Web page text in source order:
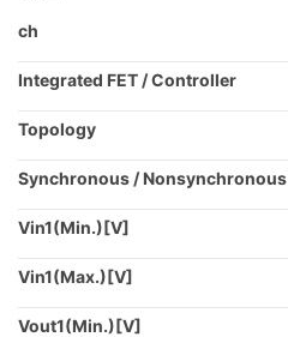
ch
Integrated FET / Controller
Topology
Synchronous / Nonsynchronous
Vin1(Min.)[V]
Vin1(Max.)[V]
Vout1(Min.)[V]